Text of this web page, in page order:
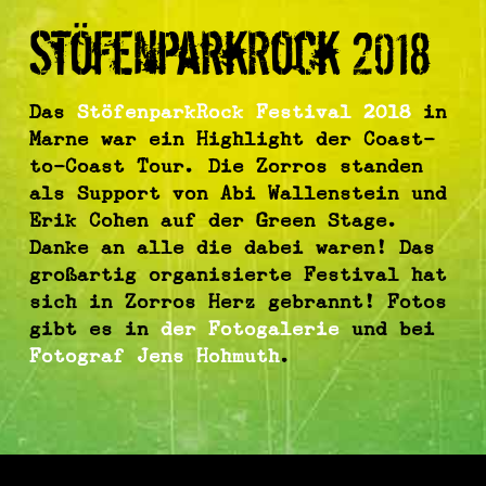
StöfenparkRock 2018
Das Stöfen­park­Rock Festival 2018 in
Marne war ein High­light der Coast-
to-Coast Tour. Die Zorros standen
als Support von Abi Wallen­stein und
Erik Cohen auf der Green Stage.
Danke an alle die dabei waren! Das
großartig organisierte Festival hat
sich in Zorros Herz gebrannt! Fotos
gibt es in der Foto­galerie und bei
Foto­graf Jens Hoh­muth.